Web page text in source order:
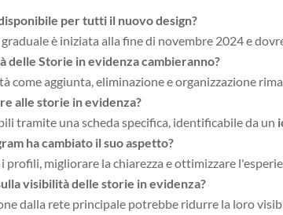
per tutti il nuovo design?
è iniziata alla fine di novembre 2024 e
delle Storie in evidenza cambieranno?
come aggiunta, eliminazione e organizzazione
alle storie in evidenza?
tramite una scheda specifica, identificabile da un
ha cambiato il suo aspetto?
profili, migliorare la chiarezza e ottimizzare
visibilità delle storie in evidenza?
dalla rete principale potrebbe ridurre la loro